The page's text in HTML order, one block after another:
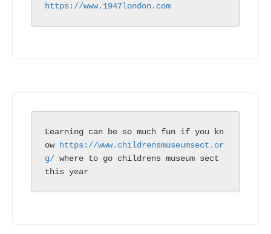
https://www.1947london.com
Learning can be so much fun if you kn
ow https://www.childrensmuseumsect.or
g/ where to go childrens museum sect
this year